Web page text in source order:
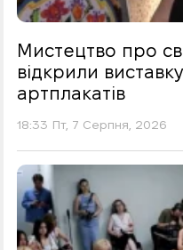
Мистецтво про
відкрили
артплакатів
18:33 Пт, 7 Серпня, 2026